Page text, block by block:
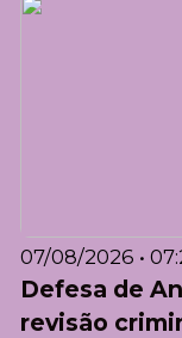
07/08/2026 •
Defesa de
revisão